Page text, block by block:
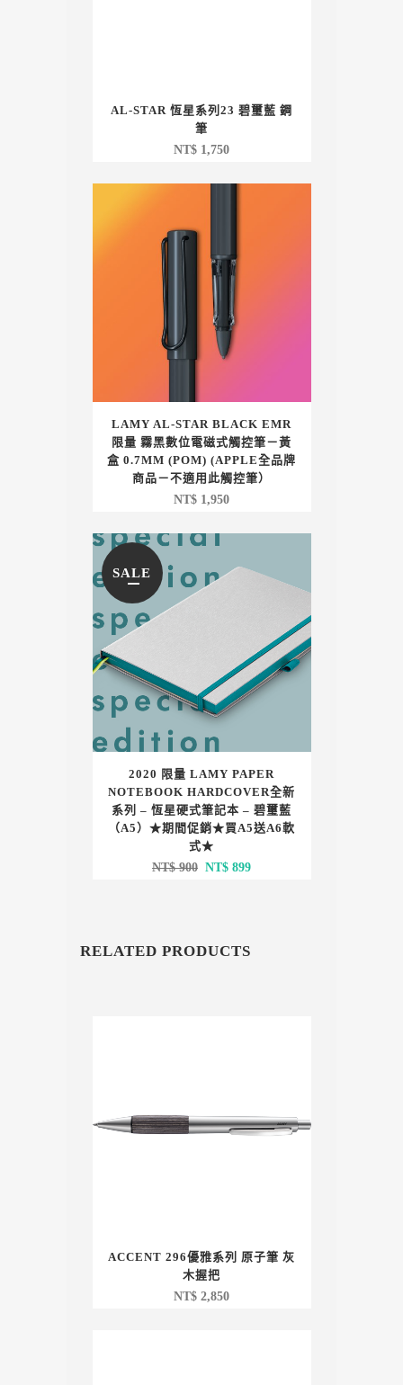
AL-STAR 恆星系列23 碧璽藍 鋼
筆
NT$ 1,750
LAMY AL-STAR BLACK EMR
限量 霧黑數位電磁式觸控筆－黃
盒 0.7MM (POM) (APPLE全品牌
商品－不適用此觸控筆）
NT$ 1,950
SALE
2020 限量 LAMY PAPER
NOTEBOOK HARDCOVER全新
系列 – 恆星硬式筆記本 – 碧璽藍
（A5）★期間促銷★買A5送A6軟
式★
NT$900 原
NT$ 900。
NT$ 899目
RELATED PRODUCTS
ACCENT 296優雅系列 原子筆 灰
木握把
NT$ 2,850